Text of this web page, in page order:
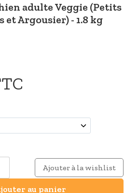
adulte Veggie (Petits
et Argousier) - 1.8 kg
au panier
Ajouter à la wishlist